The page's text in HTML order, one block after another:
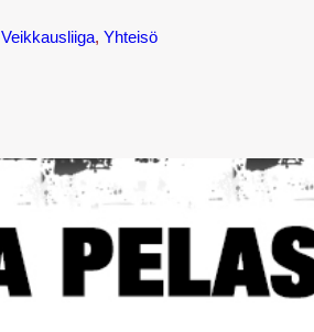
Veikkausliiga, Yhteisö